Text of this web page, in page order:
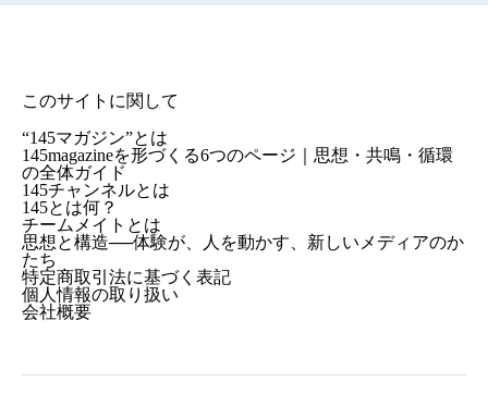
このサイトに関して
“145マガジン”とは
145magazineを形づくる6つのページ｜思想・共鳴・循環
の全体ガイド
145チャンネルとは
145とは何？
チームメイトとは
思想と構造──体験が、人を動かす、新しいメディアのか
たち
特定商取引法に基づく表記
個人情報の取り扱い
会社概要